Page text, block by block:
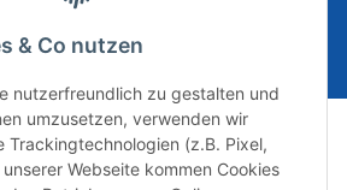
& Co nutzen
nutzerfreundlich zu gestalten und
umzusetzen, verwenden wir
Trackingtechnologien (z.B. Pixel,
Webseite kommen Cookies